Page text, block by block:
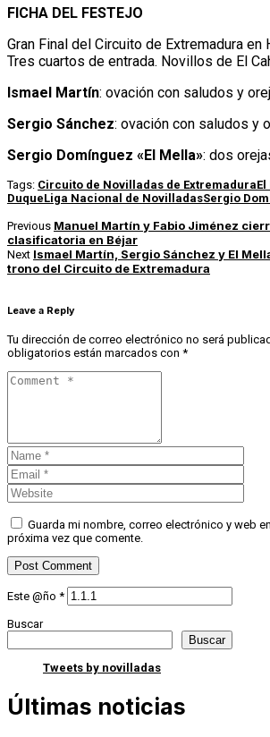
FICHA DEL FESTEJO
Gran Final del Circuito de Extremadura en
Tres cuartos de entrada. Novillos de El
Ismael Martín: ovación con saludos y
Sergio Sánchez: ovación con saludos y
Sergio Domínguez «El Mella»: dos
Tags: Circuito de Novilladas de Extremadura
DuqueLiga Nacional de NovilladasSergio
Previous Manuel Martín y Fabio Jiménez
clasificatoria en Béjar
Next Ismael Martín, Sergio Sánchez y El
trono del Circuito de Extremadura
Leave a Reply
Tu dirección de correo electrónico no será
obligatorios están marcados con *
Guarda mi nombre, correo electrónico y web
próxima vez que comente.
Este @ño *
Buscar
Buscar
Tweets by novilladas
Últimas noticias